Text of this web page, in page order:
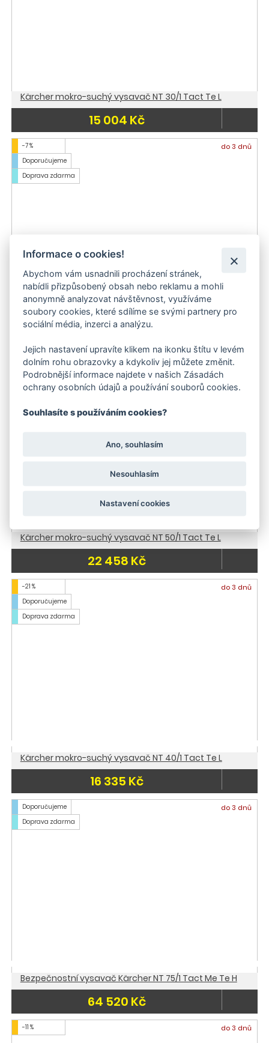
Kärcher mokro-suchý vysavač NT 30/1 Tact Te L
15 004 Kč
-7 %
Doporučujeme
Doprava zdarma
do 3 dnů
Kärcher mokro-suchý vysavač NT 40/1 Ap L *EU
-12 %
Doporučujeme
Skladem
Skladem
Kärcher mokro-suchý vysavač NT 50/1 Tact Te L
22 458 Kč
-21 %
Doporučujeme
Doprava zdarma
do 3 dnů
Kärcher mokro-suchý vysavač NT 40/1 Tact Te L
16 335 Kč
Doporučujeme
Doprava zdarma
do 3 dnů
Bezpečnostní vysavač Kärcher NT 75/1 Tact Me Te H
64 520 Kč
-11 % do 3 dnů
Informace o cookies!
Abychom vám usnadnili procházení stránek,
nabídli přizpůsobený obsah nebo reklamu a mohli
anonymně analyzovat návštěvnost, využíváme
soubory cookies, které sdílíme se svými partnery pro
sociální média, inzerci a analýzu.
Jejich nastavení upravíte klikem na ikonku štítu v levém
dolním rohu obrazovky a kdykoliv jej můžete změnit.
Podrobnější informace najdete v našich Zásadách
ochrany osobních údajů a používání souborů cookies.
Souhlasíte s používáním cookies?
Ano, souhlasím
Nesouhlasím
Nastavení cookies